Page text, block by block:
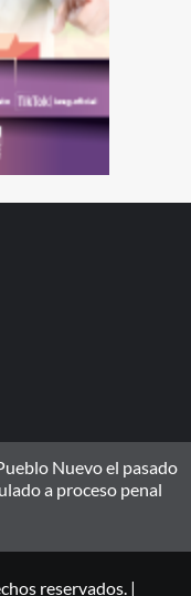
Nuevo el pasado
a proceso penal
reservados. |